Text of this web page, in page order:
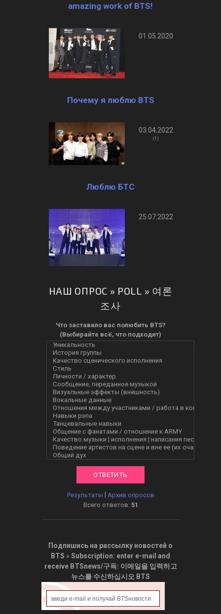
amazing work of BTS!
01.05.2020
Почему я люблю BTS
03.04.2022
(1 )
Люблю БТС
25.07.2022
НАШ ОПРОС » POLL » 여론
조사
Что заставило вас полюбить BTS?
(Выбирайте всё, что подходит)
Результаты
Архив опросов
Всего ответов: 51
Подпишись на рассылку новостей о
BTS » Subscription: enter e-mail and
receive BTSnews/구독: 이메일을 입력하고
뉴스를 수신하십시오 BTS